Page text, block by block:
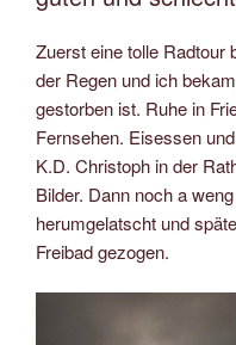
Zuerst eine tolle Radtour
der Regen und ich
gestorben ist. Ruhe in
Fernsehen. Eisessen
K.D. Christoph in der
Bilder. Dann noch a
herumgelatscht und
Freibad gezogen.